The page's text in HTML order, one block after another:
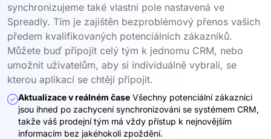
synchronizujeme také vlastní pole nastavená ve
Spreadly. Tím je zajištěn bezproblémový přenos vašich
předem kvalifikovaných potenciálních zákazníků.
Můžete buď připojit celý tým k jednomu CRM, nebo
umožnit uživatelům, aby si individuálně vybrali, se
kterou aplikací se chtějí připojit.
Aktualizace v reálném čase Všechny potenciální zákazníci
jsou ihned po zachycení synchronizováni se systémem CRM,
takže váš prodejní tým má vždy přístup k nejnovějším
informacím bez jakéhokoli zpoždění.